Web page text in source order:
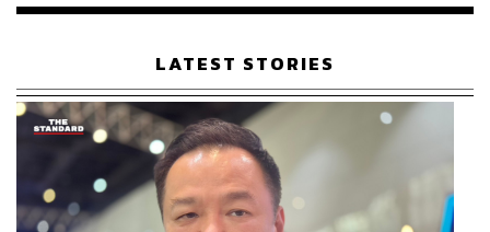
ช่างภาพประจำการเชียงใหม่ สำนักข่าว THE
ABOUT THE PHOTOGRAPHER
พงศ์มนัส ทาศิริ
ช่างภาพประจำการเชียงใหม่ สำนักข่าว THE
STANDARD
เรือนไทยที่ถูกซุกไว้
LATEST STORIES